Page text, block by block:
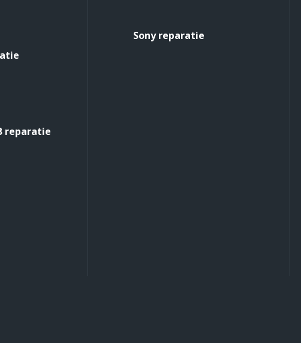
reparatie
Sony reparatie